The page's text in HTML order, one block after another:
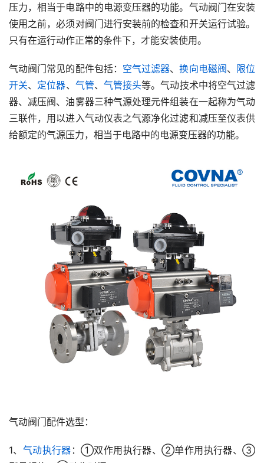
压力，相当于电路中的电源变压器的功能。气动阀门在安装
使用之前，必须对阀门进行安装前的检查和开关运行试验。
只有在运行动作正常的条件下，才能安装使用。
气动阀门常见的配件包括： 空气过滤器、换向电磁阀、 限位
开关、 定位器、 气管、 气管接头等。气动技术中将空气过滤
器、减压阀、油雾器三种气源处理元件组装在一起称为气动
三联件，用以进入气动仪表之气源净化过滤和减压至仪表供
给额定的气源压力，相当于电路中的电源变压器的功能。
气动阀门配件选型：
1、 气动执行器 ：①双作用执行器、②单作用执行器、③